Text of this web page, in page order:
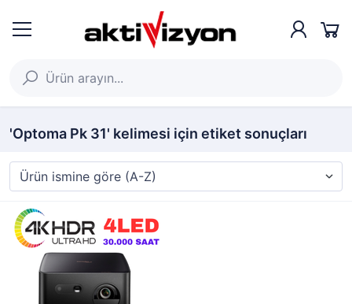
'Optoma Pk 31' kelimesi için etiket sonuçları